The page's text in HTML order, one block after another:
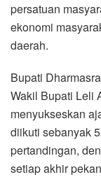
persatuan
ekonomi
daerah.
Bupati
Wakil Bupati Leli
menyukseskan
diikuti sebanyak
pertandingan,
setiap akhir